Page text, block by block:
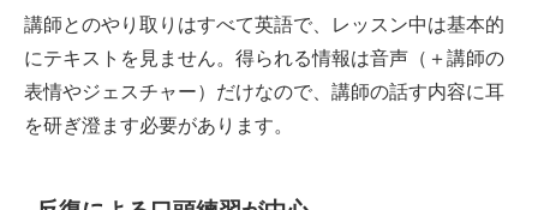
講師とのやり取りはすべて英語で、レッスン中は基本的
にテキストを見ません。得られる情報は音声（＋講師の
表情やジェスチャー）だけなので、講師の話す内容に耳
を研ぎ澄ます必要があります。